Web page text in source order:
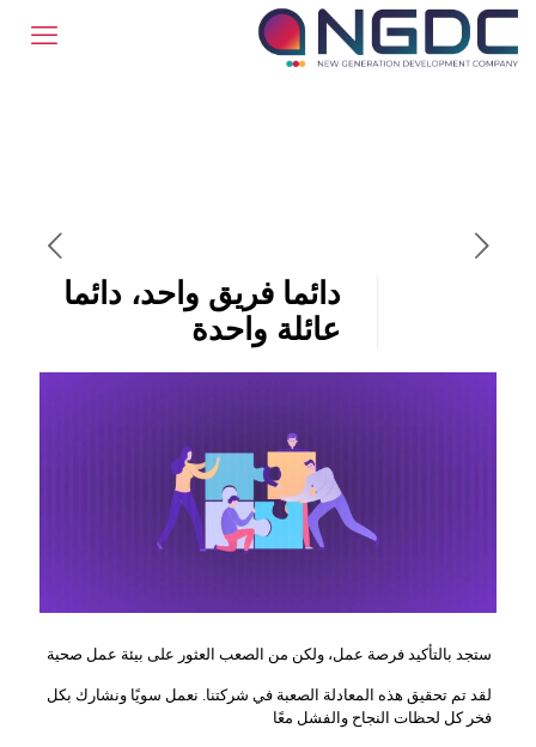
دائما فريق واحد، دائما
عائلة واحدة
ستجد بالتأكيد فرصة عمل، ولكن من الصعب العثور على بيئة عمل صحية
لقد تم تحقيق هذه المعادلة الصعبة في شركتنا. نعمل سويًا ونشارك بكل
فخر كل لحظات النجاح والفشل معًا